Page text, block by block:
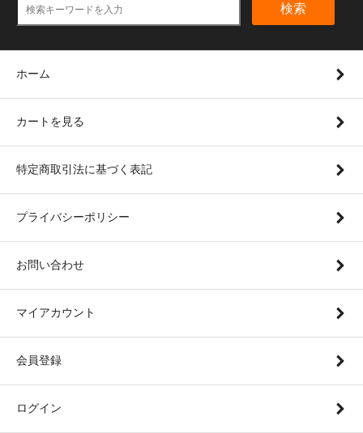
検索
ホーム
カートを見る
特定商取引法に基づく表記
プライバシーポリシー
お問い合わせ
マイアカウント
会員登録
ログイン